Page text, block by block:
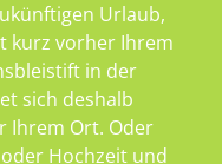
Urlaub,
kurz vorher Ihrem
in der
sich deshalb
Ihrem Ort. Oder
Hochzeit und